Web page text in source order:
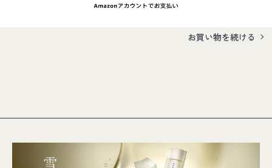
お買い物を続ける